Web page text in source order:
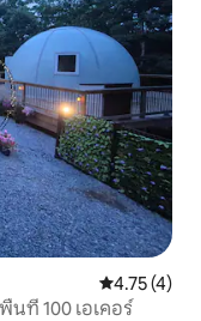
คะแนนเฉลี่ย
4.75 (4)
ที่ 100 เอเคอร์